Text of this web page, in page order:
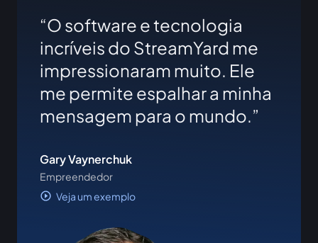
O software e tecnologia
incríveis do StreamYard me
impressionaram muito. Ele
me permite espalhar a minha
mensagem para o mundo.
Gary Vaynerchuk
Empreendedor
Veja um exemplo